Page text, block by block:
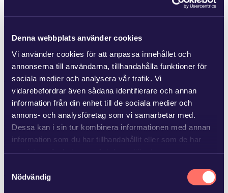
Denna webbplats använder cookies
Vi använder cookies för att anpassa innehållet och
annonserna till användarna, tillhandahålla funktioner för
sociala medier och analysera vår trafik. Vi
vidarebefordrar även sådana identifierare och annan
information från din enhet till de sociala medier och
annons- och analysföretag som vi samarbetar med.
Dessa kan i sin tur kombinera informationen med annan
information som du har tillhandahållit eller som de har
Läs mer ivår sekretesspolicy
om vilka vi är, hur du
Nödvändig
Kalmar
Skeppsbrogatan 49 +46 480 44 28 40
Karlstad
Karolinen kontorshotell
Våxnäsgatan 10 054-18 68 68
Kungsbacka